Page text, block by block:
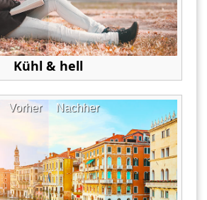
Kühl & hell
Nachher
Vorher